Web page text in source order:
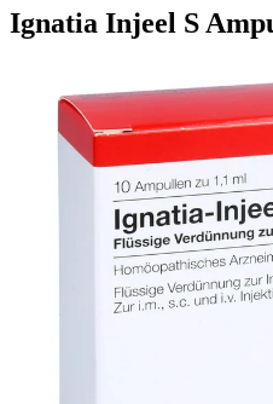
Ignatia Injeel S